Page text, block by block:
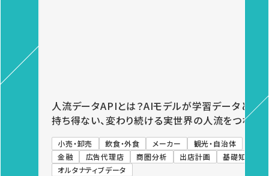
人流データAPIとは？AIモデルが学習データとして
持ち得ない、変わり続ける実世界の人流をつなぐ
小売・卸売 飲食・外食 メーカー
観光・自治体
広告代理店 商圏分析 出店計画
基礎知識
オルタナティブデータ